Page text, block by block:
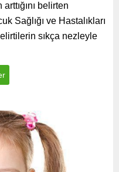
belirten
Sağlığı ve Hastalıkları
sıkça nezleyle